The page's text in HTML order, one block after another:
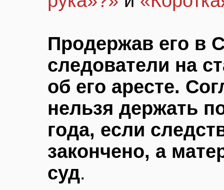
Продержав его в
следователи на
об его аресте.
нельзя держать
года, если
закончено, а
суд.